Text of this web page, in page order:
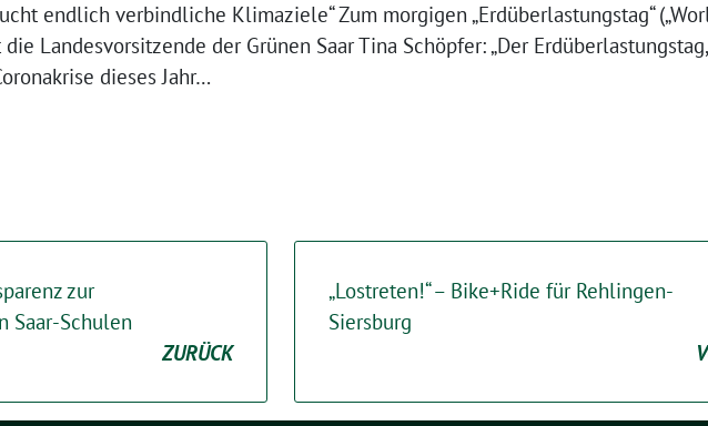
endlich verbindliche Klimaziele“ Zum morgigen „Erdüberlastungstag“
Landesvorsitzende der Grünen Saar Tina Schöpfer: „Der
dieses Jahr…
zur
Saar-Schulen
ZURÜCK
„Lostreten!“ – Bike+Ride für Rehlingen-
Siersburg